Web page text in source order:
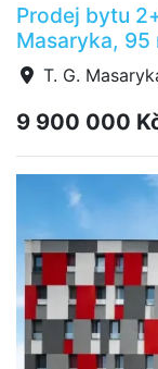
Prodej bytu
Masaryka, 95
T. G.
9 900 000